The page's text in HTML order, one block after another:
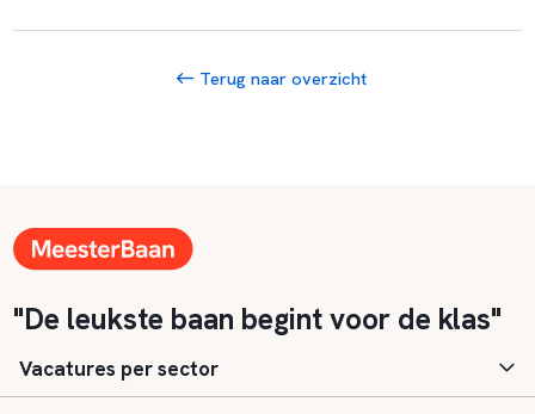
Terug naar overzicht
"De leukste baan begint voor de klas"
Vacatures per sector